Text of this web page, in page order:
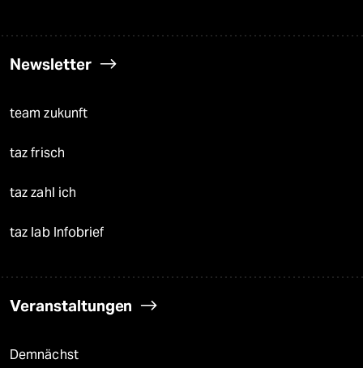
Newsletter
team zukunft
taz frisch
taz zahl ich
taz lab Infobrief
Veranstaltungen
Demnächst